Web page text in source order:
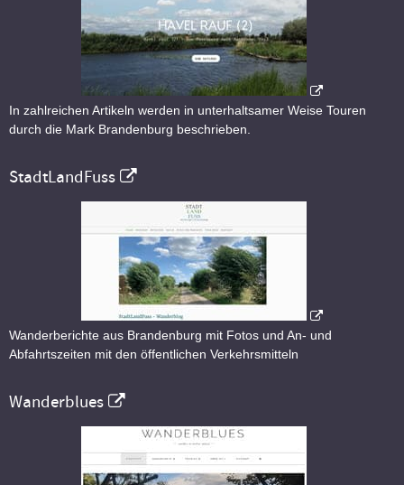
In zahlreichen Artikeln werden in unterhaltsamer Weise Touren
durch die Mark Brandenburg beschrieben.
StadtLandFuss
Wanderberichte aus Brandenburg mit Fotos und An- und
Abfahrtszeiten mit den öffentlichen Verkehrsmitteln
Wanderblues